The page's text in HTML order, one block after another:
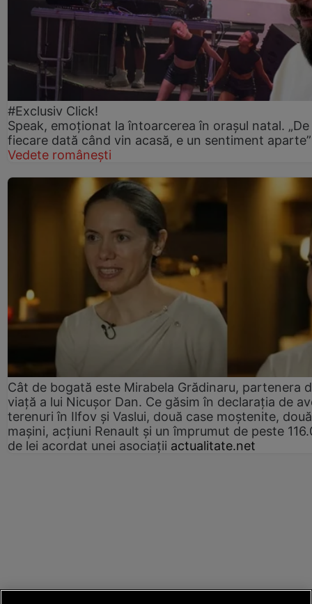
#Exclusiv Click!
Speak, emoționat la întoarcerea în orașul natal. „De
fiecare dată când vin acasă, e un sentiment aparte”
Vedete românești
Cât de bogată este Mirabela Grădinaru, partenera
viață a lui Nicușor Dan. Ce găsim în declarația de
terenuri în Ilfov și Vaslui, două case moștenite, două
mașini, acțiuni Renault și un împrumut de peste
de lei acordat unei asociații actualitate.net